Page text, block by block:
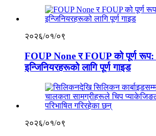
२०२६/०१/०९
FOUP None र FOUP को पूर्ण रूप:
इन्जिनियरहरूको लागि पूर्ण गाइड
२०२६/०१/०९